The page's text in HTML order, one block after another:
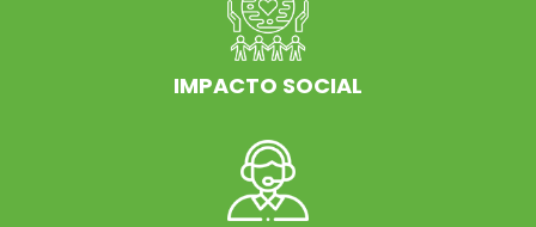
IMPACTO SOCIAL